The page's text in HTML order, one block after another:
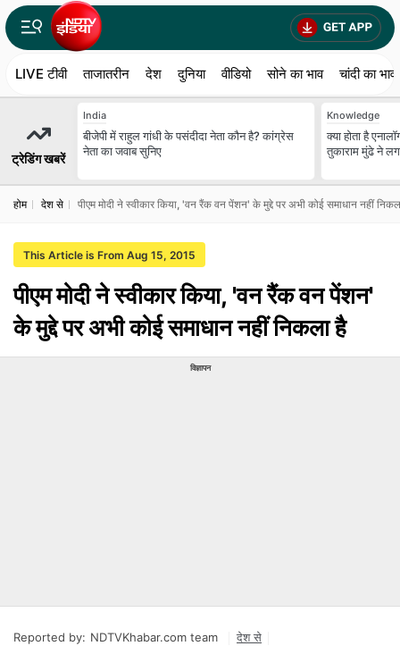
LIVE टीवी ताजातरीन देश दुनिया वीडियो सोने का भाव चांदी का भाव
ट्रेडिंग खबरें
India
बीजेपी में राहुल गांधी के पसंदीदा नेता कौन है? कांग्रेस
नेता का जवाब सुनिए
Knowledge
क्या होता है
तुकाराम मुंढे ने
होम देश से पीएम मोदी ने स्वीकार किया, 'वन रैंक वन पेंशन' के मुद्दे पर अभी कोई समाधान नहीं
This Article is From Aug 15, 2015
पीएम मोदी ने स्वीकार किया, 'वन रैंक वन पेंशन'
के मुद्दे पर अभी कोई समाधान नहीं निकला है
विज्ञापन
Reported by: NDTVKhabar.com team
देश से